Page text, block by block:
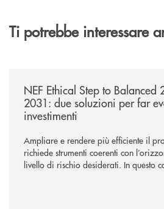
Ti potrebbe interessare
NEF Ethical Step to Balanced
2031: due soluzioni per far
investimenti
Ampliare e rendere più efficiente il
richiede strumenti coerenti con
livello di rischio desiderati. In questo
soluzioni tra loro complementari,